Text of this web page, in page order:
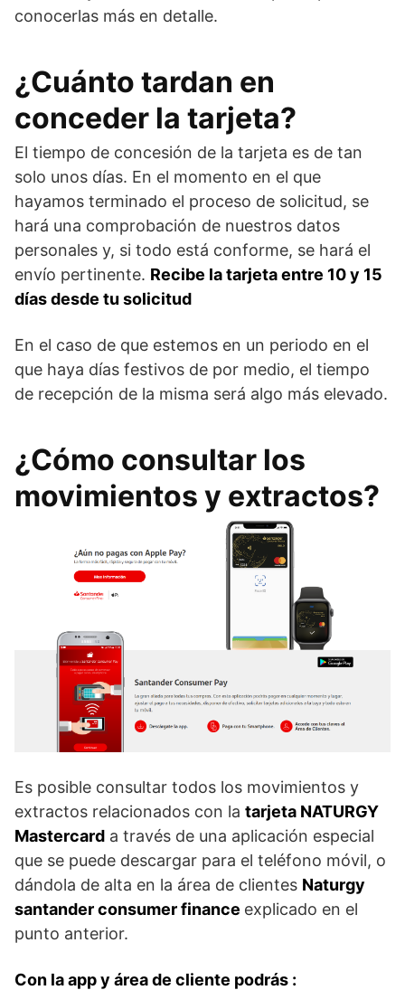
conocerlas más en detalle.
¿Cuánto tardan en
conceder la tarjeta?
El tiempo de concesión de la tarjeta es de tan
solo unos días. En el momento en el que
hayamos terminado el proceso de solicitud, se
hará una comprobación de nuestros datos
personales y, si todo está conforme, se hará el
envío pertinente. Recibe la tarjeta entre 10 y 15
días desde tu solicitud
En el caso de que estemos en un periodo en el
que haya días festivos de por medio, el tiempo
de recepción de la misma será algo más elevado.
¿Cómo consultar los
movimientos y extractos?
Es posible consultar todos los movimientos y
extractos relacionados con la tarjeta NATURGY
Mastercard a través de una aplicación especial
que se puede descargar para el teléfono móvil, o
dándola de alta en la área de clientes Naturgy
santander consumer finance explicado en el
punto anterior.
Con la app y área de cliente podrás :